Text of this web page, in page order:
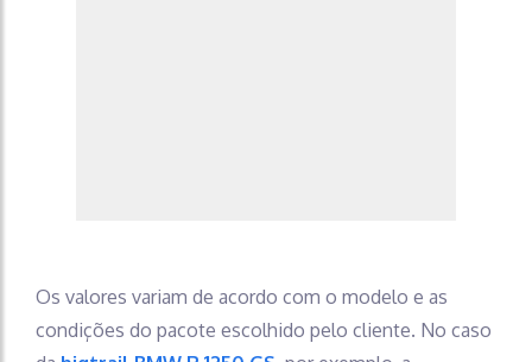
Os valores variam de acordo com o modelo e as
condições do pacote escolhido pelo cliente. No caso